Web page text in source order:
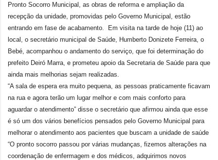
Pronto Socorro Municipal, as obras de reforma e ampliação da
recepção da unidade, promovidas pelo Governo Municipal, estão
entrando em fase de acabamento. Em visita na tarde de hoje (11) ao
local, o secretário municipal de Saúde, Humberto Donizete Ferreira, o
Bebé, acompanhou o andamento do serviço, que foi determinação do
prefeito Deiró Marra, e prometeu apoio da Secretaria de Saúde para que
ainda mais melhorias sejam realizadas.
“A sala de espera era muito pequena, as pessoas praticamente ficavam
na rua e agora terão um lugar melhor e com mais conforto para
aguardar o atendimento” disse o secretário que afirmou ainda que esse
é só um dos vários benefícios pensados pelo Governo Municipal para
melhorar o atendimento aos pacientes que buscam a unidade de saúde
“O pronto socorro passou por várias mudanças, fizemos alterações na
coordenação de enfermagem e dos médicos, adquirimos novos